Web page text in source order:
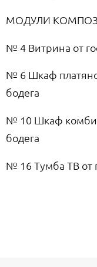
МОДУЛИ
№ 4 Витрина от
№ 6 Шкаф
бодега
№ 10 Шкаф комби
бодега
№ 16 Тумба ТВ от